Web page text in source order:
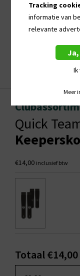
Quick
€14,00 inclusief btw
Totaal €14,00
Tracking
informatie van
relevante
Ik
Meer